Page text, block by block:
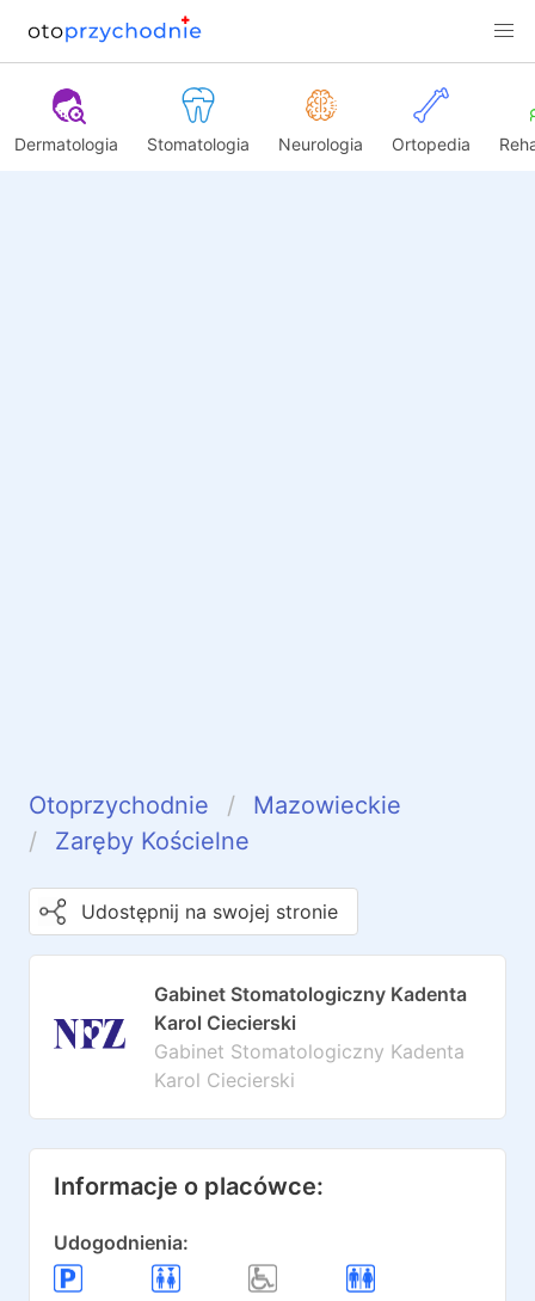
Dermatologia Stomatologia Neurologia Ortopedia
Otoprzychodnie
Mazowieckie
Zaręby Kościelne
Udostępnij na swojej stronie
Gabinet Stomatologiczny Kadenta
Karol Ciecierski
Gabinet Stomatologiczny Kadenta
Karol Ciecierski
Informacje o placówce:
Udogodnienia: